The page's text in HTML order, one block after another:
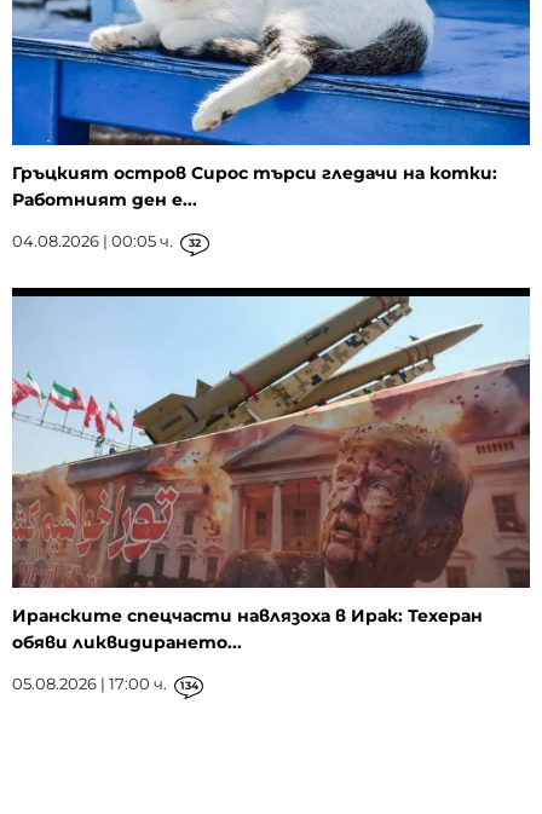
Гръцкият остров Сирос търси гледачи на котки:
Работният ден е...
04.08.2026 | 00:05 ч. 32
Иранските спецчасти навлязоха в Ирак: Техеран
обяви ликвидирането...
05.08.2026 | 17:00 ч. 134